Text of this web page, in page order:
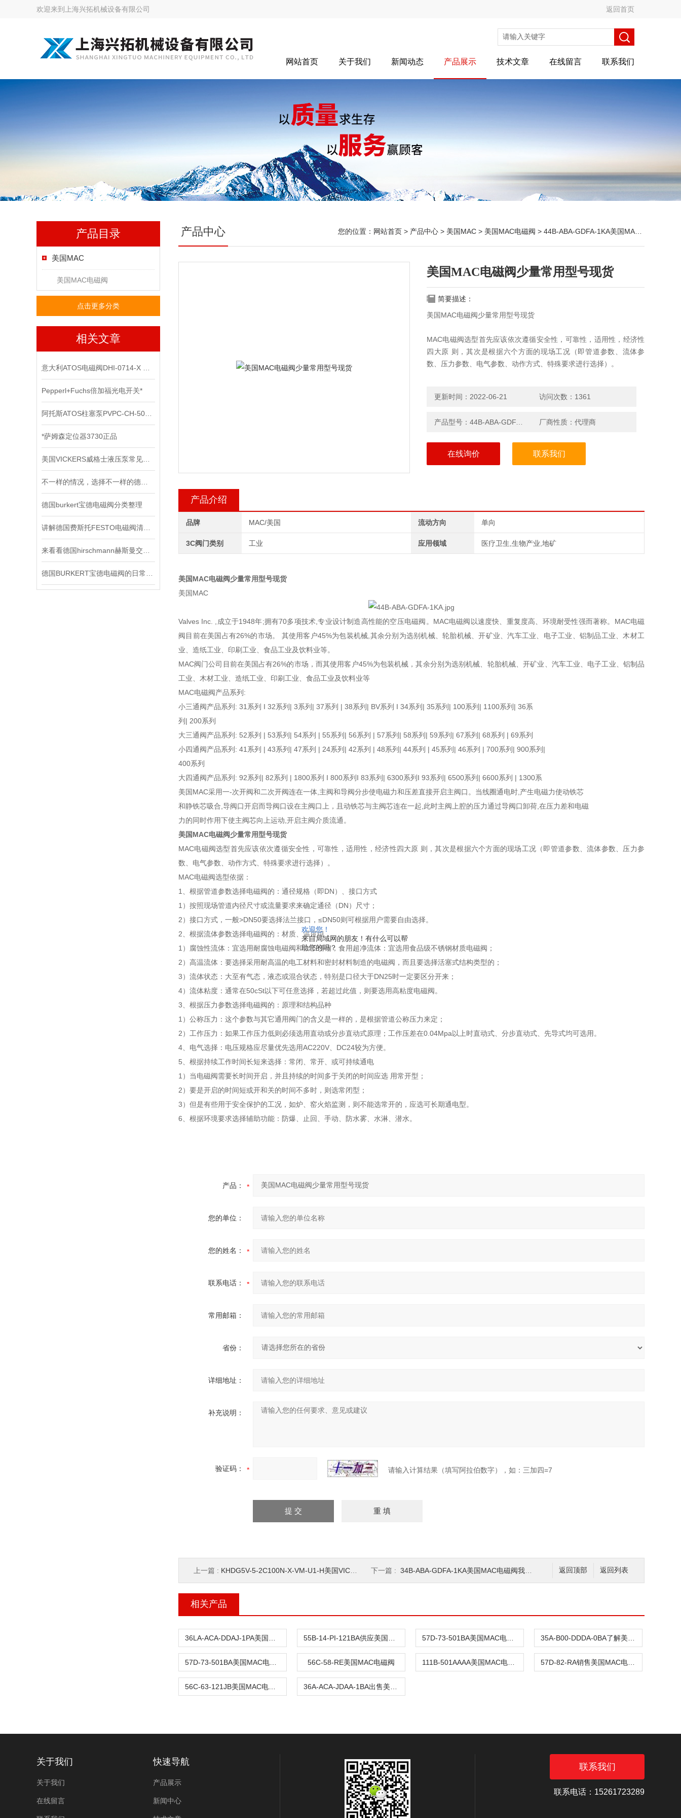
欢迎您！
来自局域网的朋友！有什么可以帮
助您的吗？
欢迎来到 上海兴拓机械设备有限公司 返回首页
网站首页 关于我们 新闻动态 产品展示 技术文章 在线留言 联系我们
产品目录
美国MAC
美国MAC电磁阀
点击更多分类
相关文章
Pepperl+Fuchs倍加福光电开关*
*萨姆森定位器3730正品
德国burkert宝德电磁阀分类整理
产品中心 您的位置： 网站首页 > 产品中心 > 美国MAC > 美国MAC电磁阀 > 44B-ABA-GDFA-1KA美国MAC电磁阀少量常用型号现货
美国MAC电磁阀少量常用型号现货
简要描述：
美国MAC电磁阀少量常用型号现货
MAC电磁阀选型首先应该依次遵循安全性，可靠性，适用性，经济性
四大原 则，其次是根据六个方面的现场工况（即管道参数、流体参
数、压力参数、电气参数、动作方式、特殊要求进行选择）。
更新时间：2022-06-21 访问次数：1361
厂商性质：代理商
在线询价 联系我们
产品介绍
品牌 MAC/美国 流动方向 单向
3C阀门类别 工业 应用领域 医疗卫生,生物产业,地矿
美国MAC电磁阀少量常用型号现货
美国MAC
Valves Inc. ,成立于1948年;拥有70多项技术,专业设计制造高性能的空压电磁阀。MAC电磁阀以速度快、重复度高、环境耐受性强而著称。MAC电磁
阀目前在美国占有26%的市场。 其使用客户45%为包装机械,其余分别为选别机械、轮胎机械、开矿业、汽车工业、电子工业、铝制品工业、木材工
业、造纸工业、印刷工业、食品工业及饮料业等。
MAC阀门公司目前在美国占有26%的市场，而其使用客户45%为包装机械，其余分别为选别机械、轮胎机械、开矿业、汽车工业、电子工业、铝制品
工业、木材工业、造纸工业、印刷工业、食品工业及饮料业等
MAC电磁阀产品系列:
小三通阀产品系列: 31系列 I 32系列| 3系列| 37系列 | 38系列| BV系列 I 34系列| 35系列| 100系列| 1100系列| 36系
列| 200系列
大三通阀产品系列: 52系列 | 53系列| 54系列 | 55系列| 56系列 | 57系列| 58系列| 59系列| 67系列| 68系列 | 69系列
小四通阀产品系列: 41系列 | 43系列| 47系列 | 24系列| 42系列 | 48系列| 44系列 | 45系列| 46系列 | 700系列| 900系列|
400系列
大四通阀产品系列: 92系列| 82系列 | 1800系列 I 800系列I 83系列| 6300系列I 93系列| 6500系列| 6600系列 | 1300系
美国MAC采用一-次开阀和二次开阀连在一体,主阀和导阀分步使电磁力和压差直接开启主阀口。当线圈通电时,产生电磁力使动铁芯
和静铁芯吸合,导阀口开启而导阀口设在主阀口上，且动铁芯与主阀芯连在一起,此时主阀上腔的压力通过导阀口卸荷,在压力差和电磁
力的同时作用下使主阀芯向上运动,开启主阀介质流通。
美国MAC电磁阀少量常用型号现货
MAC电磁阀选型首先应该依次遵循安全性，可靠性，适用性，经济性四大原 则，其次是根据六个方面的现场工况（即管道参数、流体参数、压力参
数、电气参数、动作方式、特殊要求进行选择）。
MAC电磁阀选型依据：
1、根据管道参数选择电磁阀的：通径规格（即DN）、接口方式
1）按照现场管道内径尺寸或流量要求来确定通径（DN）尺寸；
2）接口方式，一般>DN50要选择法兰接口，≤DN50则可根据用户需要自由选择。
2、根据流体参数选择电磁阀的：材质、温度组
1）腐蚀性流体：宜选用耐腐蚀电磁阀和全不锈钢；食用超净流体：宜选用食品级不锈钢材质电磁阀；
2）高温流体：要选择采用耐高温的电工材料和密封材料制造的电磁阀，而且要选择活塞式结构类型的；
3）流体状态：大至有气态，液态或混合状态，特别是口径大于DN25时一定要区分开来；
4）流体粘度：通常在50cSt以下可任意选择，若超过此值，则要选用高粘度电磁阀。
3、根据压力参数选择电磁阀的：原理和结构品种
1）公称压力：这个参数与其它通用阀门的含义是一样的，是根据管道公称压力来定；
2）工作压力：如果工作压力低则必须选用直动或分步直动式原理；工作压差在0.04Mpa以上时直动式、分步直动式、先导式均可选用。
4、电气选择：电压规格应尽量优先选用AC220V、DC24较为方便。
5、根据持续工作时间长短来选择：常闭、常开、或可持续通电
1）当电磁阀需要长时间开启，并且持续的时间多于关闭的时间应选 用常开型；
2）要是开启的时间短或开和关的时间不多时，则选常闭型；
3）但是有些用于安全保护的工况，如炉、窑火焰监测，则不能选常开的，应选可长期通电型。
6、根据环境要求选择辅助功能：防爆、止回、手动、防水雾、水淋、潜水。
产品：
您的单位：
您的姓名：
联系电话：
常用邮箱：
省份：
详细地址：
补充说明：
验证码： 请输入计算结果（填写阿拉伯数字），如：三加四=7
返回列表
返回顶部
上一篇 : KHDG5V-5-2C100N-X-VM-U1-H美国VICKERS威格士比例阀 下一篇 : 34B-ABA-GDFA-1KA美国MAC电磁阀我司部分现货库存
相关产品
56C-58-RE美国MAC电磁阀
关于我们
关于我们
在线留言
快速导航
产品展示
新闻中心
联系我们
联系电话：15261723289